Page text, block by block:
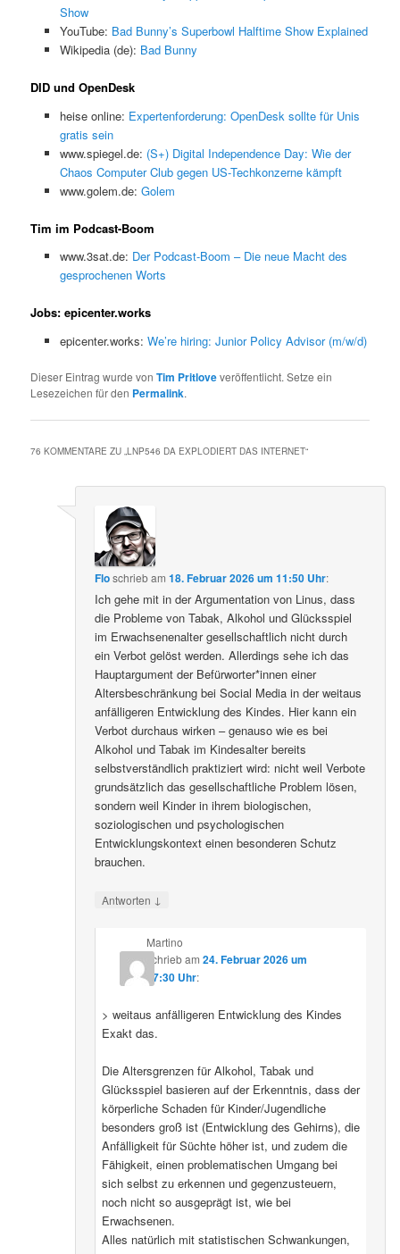
Show
YouTube: Bad Bunny’s Superbowl Halftime Show Explained
Wikipedia (de): Bad Bunny
DID und OpenDesk
heise online: Expertenforderung: OpenDesk sollte für Unis
gratis sein
www.spiegel.de: (S+) Digital Independence Day: Wie der
Chaos Computer Club gegen US-Techkonzerne kämpft
www.golem.de: Golem
Tim im Podcast-Boom
www.3sat.de: Der Podcast-Boom – Die neue Macht des
gesprochenen Worts
Jobs: epicenter.works
epicenter.works: We’re hiring: Junior Policy Advisor (m/w/d)
Dieser Eintrag wurde vonTim Pritloveveröffentlicht. Setze ein
Lesezeichen für den Permalink.
76 KOMMENTARE ZU „LNP546 DA EXPLODIERT DAS INTERNET“
Floschriebam18. Februar 2026 um 11:50 Uhr:
Ich gehe mit in der Argumentation von Linus, dass
die Probleme von Tabak, Alkohol und Glücksspiel
im Erwachsenenalter gesellschaftlich nicht durch
ein Verbot gelöst werden. Allerdings sehe ich das
Hauptargument der Befürworter*innen einer
Altersbeschränkung bei Social Media in der weitaus
anfälligeren Entwicklung des Kindes. Hier kann ein
Verbot durchaus wirken – genauso wie es bei
Alkohol und Tabak im Kindesalter bereits
selbstverständlich praktiziert wird: nicht weil Verbote
grundsätzlich das gesellschaftliche Problem lösen,
sondern weil Kinder in ihrem biologischen,
soziologischen und psychologischen
Entwicklungskontext einen besonderen Schutz
brauchen.
Antworten ↓
Martino
schriebam 24. Februar 2026 um
07:30 Uhr:
> weitaus anfälligeren Entwicklung des Kindes
Exakt das.
Die Altersgrenzen für Alkohol, Tabak und
Glücksspiel basieren auf der Erkenntnis, dass der
körperliche Schaden für Kinder/Jugendliche
besonders groß ist (Entwicklung des Gehirns), die
Anfälligkeit für Süchte höher ist, und zudem die
Fähigkeit, einen problematischen Umgang bei
sich selbst zu erkennen und gegenzusteuern,
noch nicht so ausgeprägt ist, wie bei
Erwachsenen.
Alles natürlich mit statistischen Schwankungen,